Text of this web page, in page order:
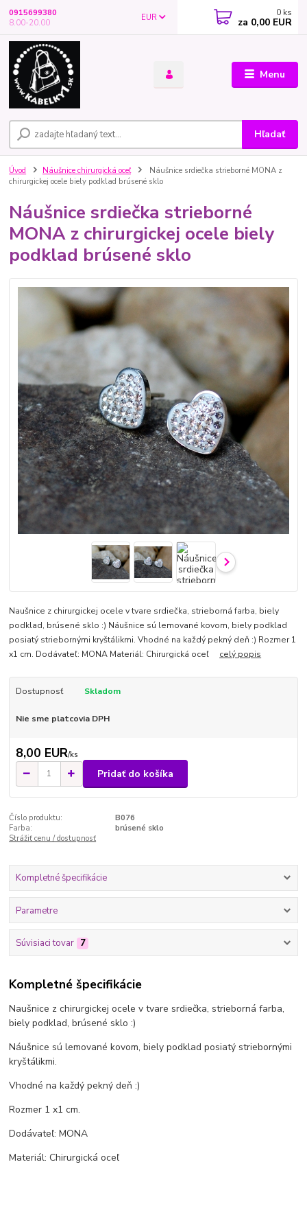
Menu
EUR
Hľadať
0915699380
8.00-20.00
0 ks
za 0,00 EUR
Úvod Náušnice chirurgická oceľ
Náušnice srdiečka strieborné MONA z
chirurgickej ocele biely podklad brúsené sklo
Náušnice srdiečka strieborné
MONA z chirurgickej ocele biely
podklad brúsené sklo
Naušnice z chirurgickej ocele v tvare srdiečka, strieborná farba, biely
podklad, brúsené sklo :) Náušnice sú lemované kovom, biely podklad
posiatý striebornými kryštálikmi. Vhodné na každý pekný deň :) Rozmer 1
x1 cm. Dodávateľ: MONA Materiál: Chirurgická oceľ celý popis
Dostupnosť Skladom
Nie sme platcovia DPH
8,00 EUR/ks
Pridať do košíka
Číslo produktu:
B076
Farba:
brúsené sklo
Strážiť cenu / dostupnosť
Kompletné špecifikácie
Parametre
Súvisiaci tovar 7
Kompletné špecifikácie
Naušnice z chirurgickej ocele v tvare srdiečka, strieborná farba,
biely podklad, brúsené sklo :)
Náušnice sú lemované kovom, biely podklad posiatý striebornými
kryštálikmi.
Vhodné na každý pekný deň :)
Rozmer 1 x1 cm.
Dodávateľ: MONA
Materiál: Chirurgická oceľ